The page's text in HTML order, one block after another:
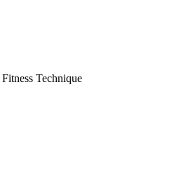
Fitness Technique